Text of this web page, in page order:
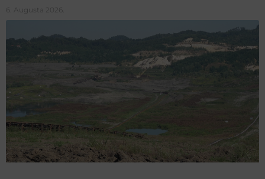
6. Augusta 2026.